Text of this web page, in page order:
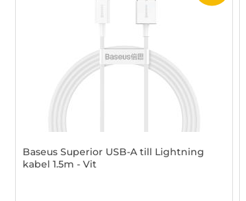
Baseus Superior USB-A till Lightning
kabel 1.5m - Vit